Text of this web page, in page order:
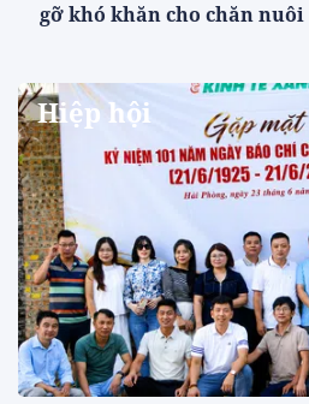
gỡ khó khăn cho chăn nuôi
Hiệp hội